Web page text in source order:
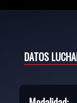
DATOS